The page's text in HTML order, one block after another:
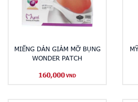
MIẾNG DÁN GIẢM MỠ BỤNG
WONDER PATCH
160,000 VND